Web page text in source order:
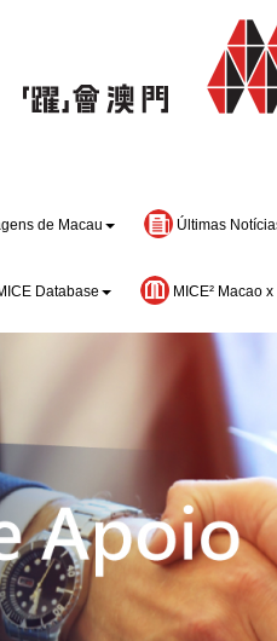
de Macau Últimas
Database MICE² Macao